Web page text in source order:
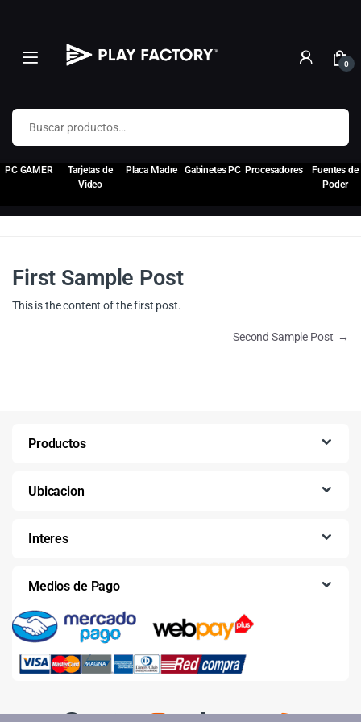
0
Buscar por:
PC GAMER
Tarjetas de
Video
Placa Madre Gabinetes PC Procesadores
Fuentes de
Poder
First Sample Post
This is the content of the first post.
Second Sample Post →
Productos
Ubicacion
Interes
Medios de Pago